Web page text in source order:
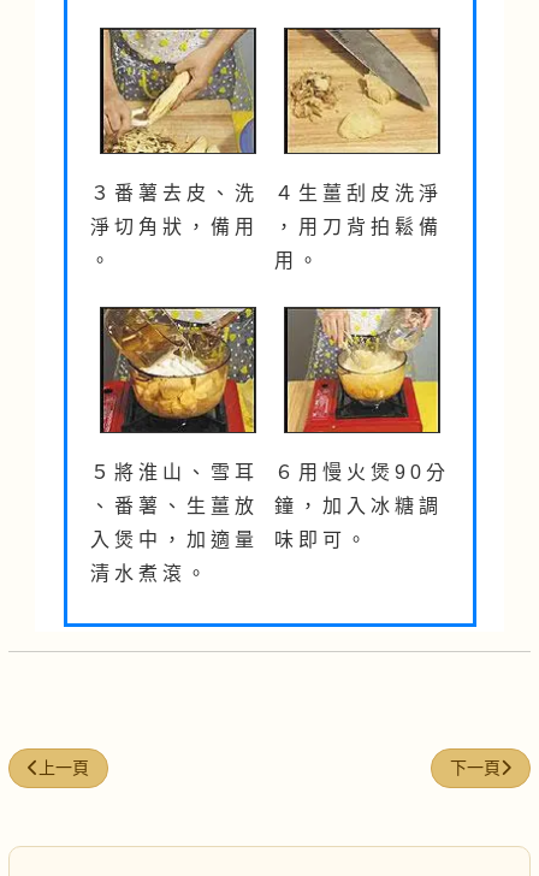
３ 番 薯 去 皮 、 洗
淨 切 角 狀 ， 備 用
。
４ 生 薑 刮 皮 洗 淨
， 用 刀 背 拍 鬆 備
用 。
５ 將 淮 山 、 雪 耳
、 番 薯 、 生 薑 放
入 煲 中 ， 加 適 量
清 水 煮 滾 。
６ 用 慢 火 煲 9 0 分
鐘 ， 加 入 冰 糖 調
味 即 可 。
上一篇文章: 杞子圓肉雞蛋糖水
上一頁 下一篇文章
下一頁